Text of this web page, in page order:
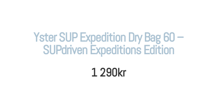
Yster SUP Expedition Dry Bag 60 –
SUPdriven Expeditions Edition
1 290kr